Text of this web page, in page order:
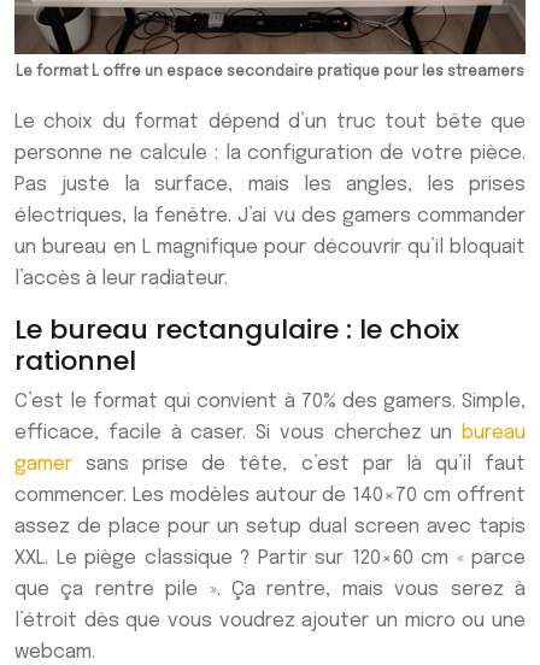
Le format L offre un espace secondaire pratique pour les streamers
Le choix du format dépend d’un truc tout bête que
personne ne calcule : la configuration de votre pièce.
Pas juste la surface, mais les angles, les prises
électriques, la fenêtre. J’ai vu des gamers commander
un bureau en L magnifique pour découvrir qu’il bloquait
l’accès à leur radiateur.
Le bureau rectangulaire : le choix
rationnel
C’est le format qui convient à 70% des gamers. Simple,
efficace, facile à caser. Si vous cherchez un
bureau
gamer sans prise de tête, c’est par là qu’il faut
commencer. Les modèles autour de 140×70 cm offrent
assez de place pour un setup dual screen avec tapis
XXL. Le piège classique ? Partir sur 120×60 cm « parce
que ça rentre pile ». Ça rentre, mais vous serez à
l’étroit dès que vous voudrez ajouter un micro ou une
webcam.